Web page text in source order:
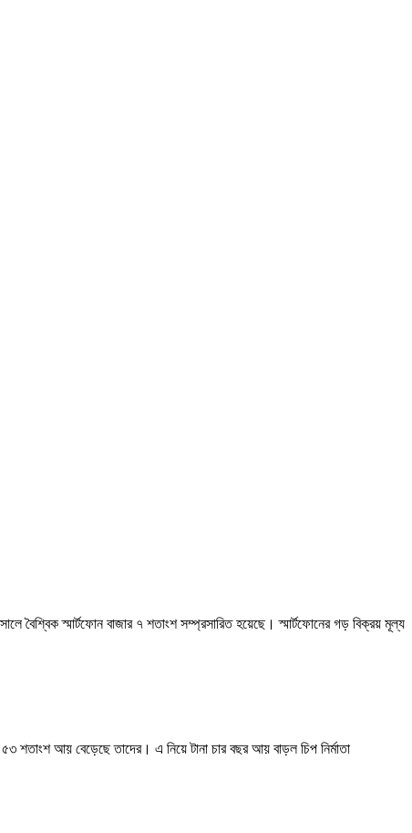
বৈশ্বিক স্মার্টফোন বাজার ৭ শতাংশ সম্প্রসারিত হয়েছে। স্মার্টফোনের গড় বিক্রয় মূল্য
শতাংশ আয় বেড়েছে তাদের। এ নিয়ে টানা চার বছর আয় বাড়ল চিপ নির্মাতা